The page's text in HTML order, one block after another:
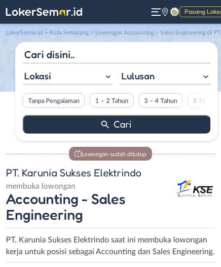
Pasang
Gelap
LokerSemar.id > Kota Semarang > Lowongan Accounting – Sales Engineering di PT. Karunia Sukses Elektrindo
Lokasi Lulusan
Tanpa Pengalaman 1 – 2 Tahun 3 – 4 Tahun 5 Tahun
Lowongan sudah ditutup
PT. Karunia Sukses Elektrindo
membuka lowongan
Accounting - Sales
Engineering
PT. Karunia Sukses Elektrindo saat ini membuka lowongan
kerja untuk posisi sebagai Accounting dan Sales Engineering.